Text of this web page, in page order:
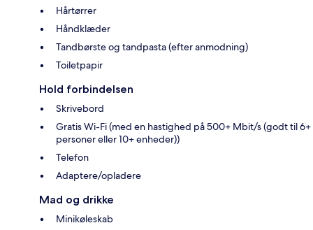
Hårtørrer
Håndklæder
Tandbørste og tandpasta (efter anmodning)
Toiletpapir
Hold forbindelsen
Skrivebord
Gratis Wi-Fi (med en hastighed på 500+ Mbit/s (godt til 6+
personer eller 10+ enheder))
Telefon
Adaptere/opladere
Mad og drikke
Minikøleskab